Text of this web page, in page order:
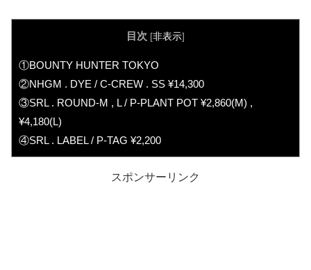
目次 [非表示]
①BOUNTY HUNTER TOKYO
②NHGM . DYE / C-CREW . SS ¥14,300
③SRL . ROUND-M , L / P-PLANT POT ¥2,860(M) ,
¥4,180(L)
④SRL . LABEL / P-TAG ¥2,200
スポンサーリンク